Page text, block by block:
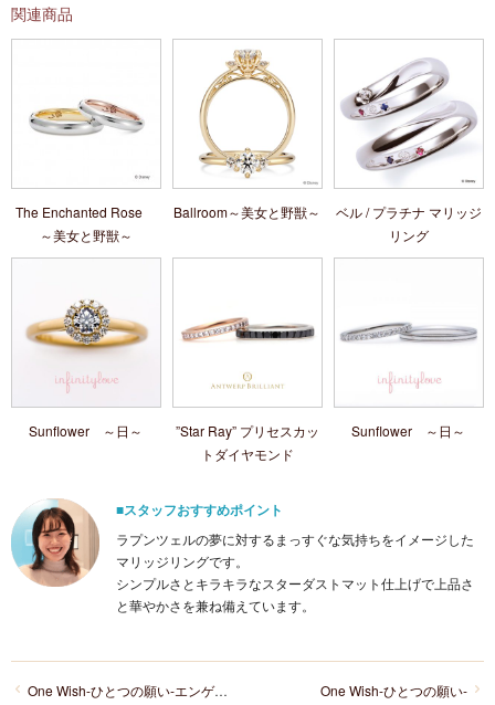
関連商品
The Enchanted Rose
～美女と野獣～
Ballroom～美女と野獣～
ベル / プラチナ マリッジ
リング
Sunflower ～日～
”Star Ray” プリセスカッ
トダイヤモンド
Sunflower ～日～
■スタッフおすすめポイント
ラプンツェルの夢に対するまっすぐな気持ちをイメージした
マリッジリングです。
シンプルさとキラキラなスターダストマット仕上げで上品さ
と華やかさを兼ね備えています。
One Wish-ひとつの願い-
One Wish-ひとつの願い-エンゲージリング